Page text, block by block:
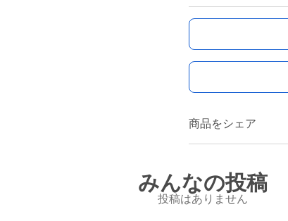
商品をシェア
みんなの投稿
投稿はありません